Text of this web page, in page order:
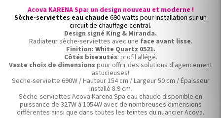
Acova KARENA Spa: un design nouveau et moderne !
Sèche-serviettes eau chaude 690 watts pour installation sur un
circuit de chauffage central.
Design signé King & Miranda.
Radiateur sèche-serviettes avec une face avant lisse.
Finition: White Quartz 0521.
Côtés biseautés: profil allégé.
Vaste choix de dimensions pour offrir des solutions d'agencement
astucieuses!
Seche-serviette 690W / Hauteur 154 cm / Largeur 50 cm / Épaisseur
installé 8.9 cm.
Sèche-serviettes Acova Karena Spa eau chaude disponible en
puissance de 327W à 1054W avec de nombreuses dimensions
différentes ainsi que dans toutes les teintes du nuancier Acova.